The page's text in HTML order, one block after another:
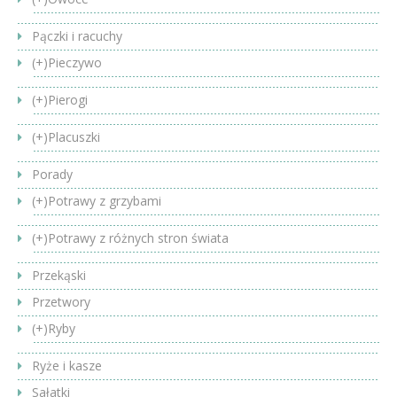
Pączki i racuchy
(+)Pieczywo
(+)Pierogi
(+)Placuszki
Porady
(+)Potrawy z grzybami
(+)Potrawy z różnych stron świata
Przekąski
Przetwory
(+)Ryby
Ryże i kasze
Sałatki